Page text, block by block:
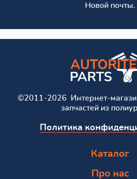
Новой почты.
©2011-2026 Интернет-
запчастей из
Политика
Каталог
Про нас